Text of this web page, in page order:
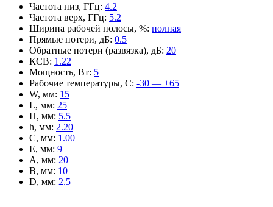
Частота низ, ГГц: 4.2
Частота верх, ГГц: 5.2
Ширина рабочей полосы, %: полная
Прямые потери, дБ: 0.5
Обратные потери (развязка), дБ: 20
КСВ: 1.22
Мощность, Вт: 5
Рабочие температуры, С: -30 — +65
W, мм: 15
L, мм: 25
H, мм: 5.5
h, мм: 2.20
C, мм: 1.00
E, мм: 9
A, мм: 20
B, мм: 10
D, мм: 2.5